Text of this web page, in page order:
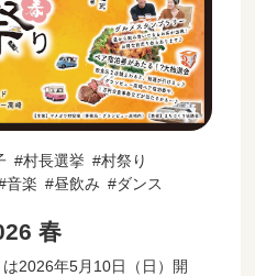
村長選挙
村祭り
音楽 昼飲み ダンス
春
2026年5月10日（日）開